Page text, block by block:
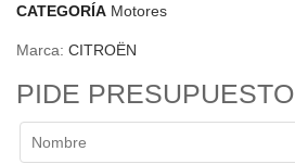
CATEGORÍA Motores
Marca: CITROËN
PIDE PRESUPUESTO